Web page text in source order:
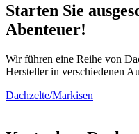
Starten Sie
Abenteuer!
Wir führen eine Reihe von
Hersteller in verschiedenen
Dachzelte/Markisen